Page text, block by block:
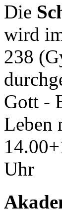
Die
wird
238
Gott -
Leben
Uhr